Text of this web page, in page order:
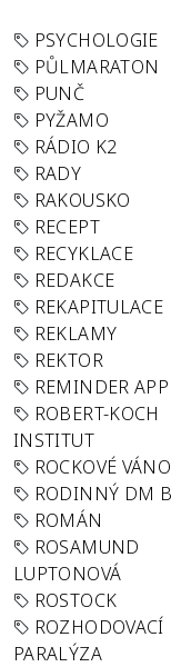
PSYCHOLOGIE
PŮLMARATON
PUNČ
PYŽAMO
RÁDIO K2
RADY
RAKOUSKO
RECEPT
RECYKLACE
REDAKCE
REKAPITULACE
REKLAMY
REKTOR
REMINDER APP
ROBERT-KOCH
INSTITUT
ROCKOVÉ
RODINNÝ DM
ROMÁN
ROSAMUND
LUPTONOVÁ
ROSTOCK
ROZHODOVACÍ
PARALÝZA